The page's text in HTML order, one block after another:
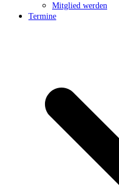
Mitglied werden
Termine